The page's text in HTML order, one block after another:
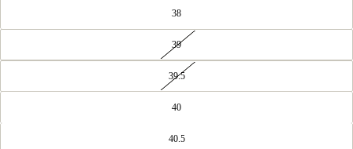
38
39
39.5
40
40.5